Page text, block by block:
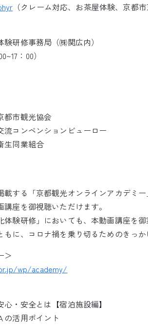
（クレーム対応、お茶屋体験、京都
研修事務局（㈱関広内）
：00）
都市観光協会
流コンベンションビューロー
生同業組合
載する「京都観光オンラインアカデミ
座を御視聴いただけます。
体験研修」においても、本動画講座を
に、コロナ禍を乗り切るためのきっか
＞
wp/academy/
・安全とは【宿泊施設編】
の活用ポイント